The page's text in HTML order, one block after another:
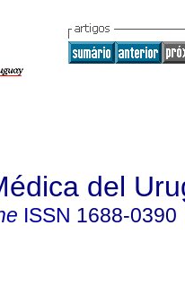
del
ISSN 1688-0390